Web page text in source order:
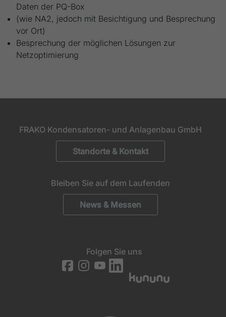
Daten der PQ-Box
(wie NA2, jedoch mit Besichtigung und Besprechung
vor Ort)
Besprechung der möglichen Lösungen zur
Netzoptimierung
FRAKO Kondensatoren- und Anlagenbau GmbH
Standorte & Kontakt
Bleiben Sie auf dem Laufenden
News & Messen
Folgen Sie uns